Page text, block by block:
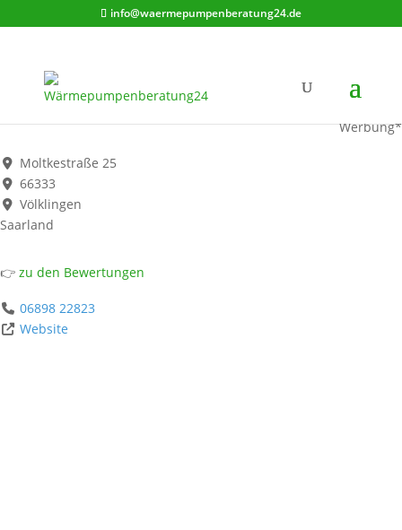
info@waermepumpenberatung24.de
Gebr. Müller GmbH
Werbung*
Moltkestraße 25
66333
Völklingen
Saarland
👉 zu den Bewertungen
06898 22823
Website